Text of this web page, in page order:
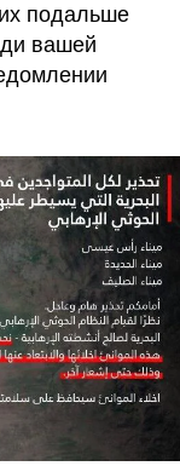
подальше
вашей